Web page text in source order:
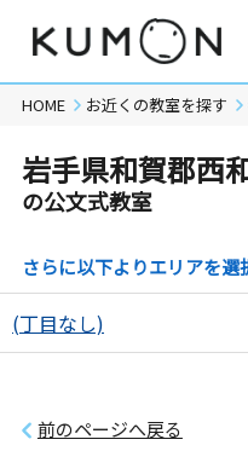
HOME お近くの教室を探す
岩手県和賀郡西
の公文式教室
さらに以下よりエリアを選
(丁目なし)
前のページへ戻る